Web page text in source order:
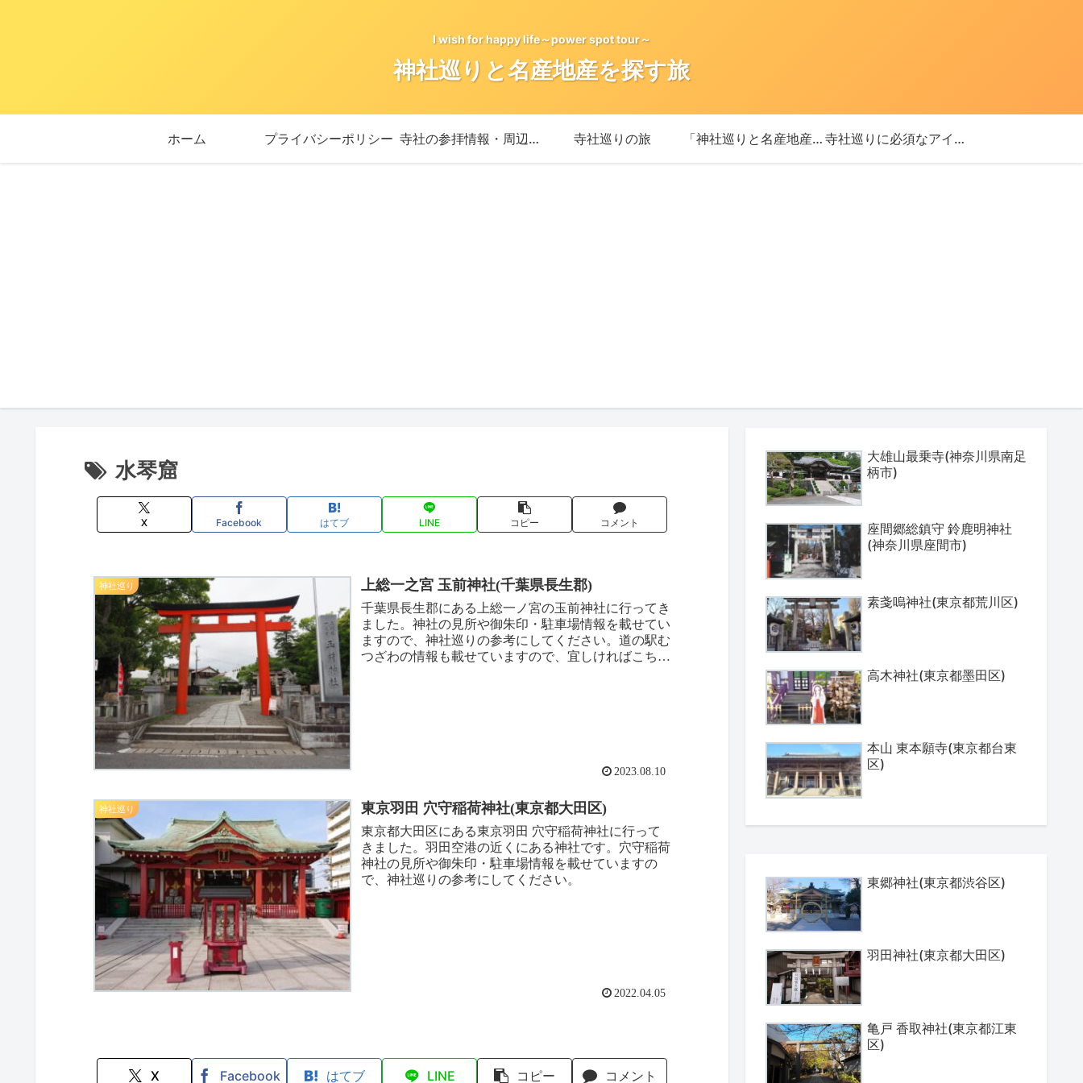
I wish for happy life～power spot tour～
神社巡りと名産地産を探す旅
ホーム プライバシーポリシー 寺社の参拝情報・周辺情報 寺社巡りの旅 「神社巡りと名産地産を探す旅」ブログ始めました！ 寺社巡りに必須なアイテム
水琴窟
X Facebook はてブ LINE コピー コメント
神社巡り 上総一之宮 玉前神社(千葉県長生郡)
千葉県長生郡にある上総一ノ宮の玉前神社に行ってき
ました。神社の見所や御朱印・駐車場情報を載せてい
ますので、神社巡りの参考にしてください。道の駅む
つざわの情報も載せていますので、宜しければこちら
2023.08.10
神社巡り 東京羽田 穴守稲荷神社(東京都大田区)
東京都大田区にある東京羽田 穴守稲荷神社に行って
きました。羽田空港の近くにある神社です。穴守稲荷
神社の見所や御朱印・駐車場情報を載せていますの
で、神社巡りの参考にしてください。
2022.04.05
X Facebook はてブ LINE コピー コメント
大雄山最乗寺(神奈川県南足
柄市)
座間郷総鎮守 鈴鹿明神社
(神奈川県座間市)
素戔嗚神社(東京都荒川区)
高木神社(東京都墨田区)
本山 東本願寺(東京都台東
区)
東郷神社(東京都渋谷区)
羽田神社(東京都大田区)
亀戸 香取神社(東京都江東
区)